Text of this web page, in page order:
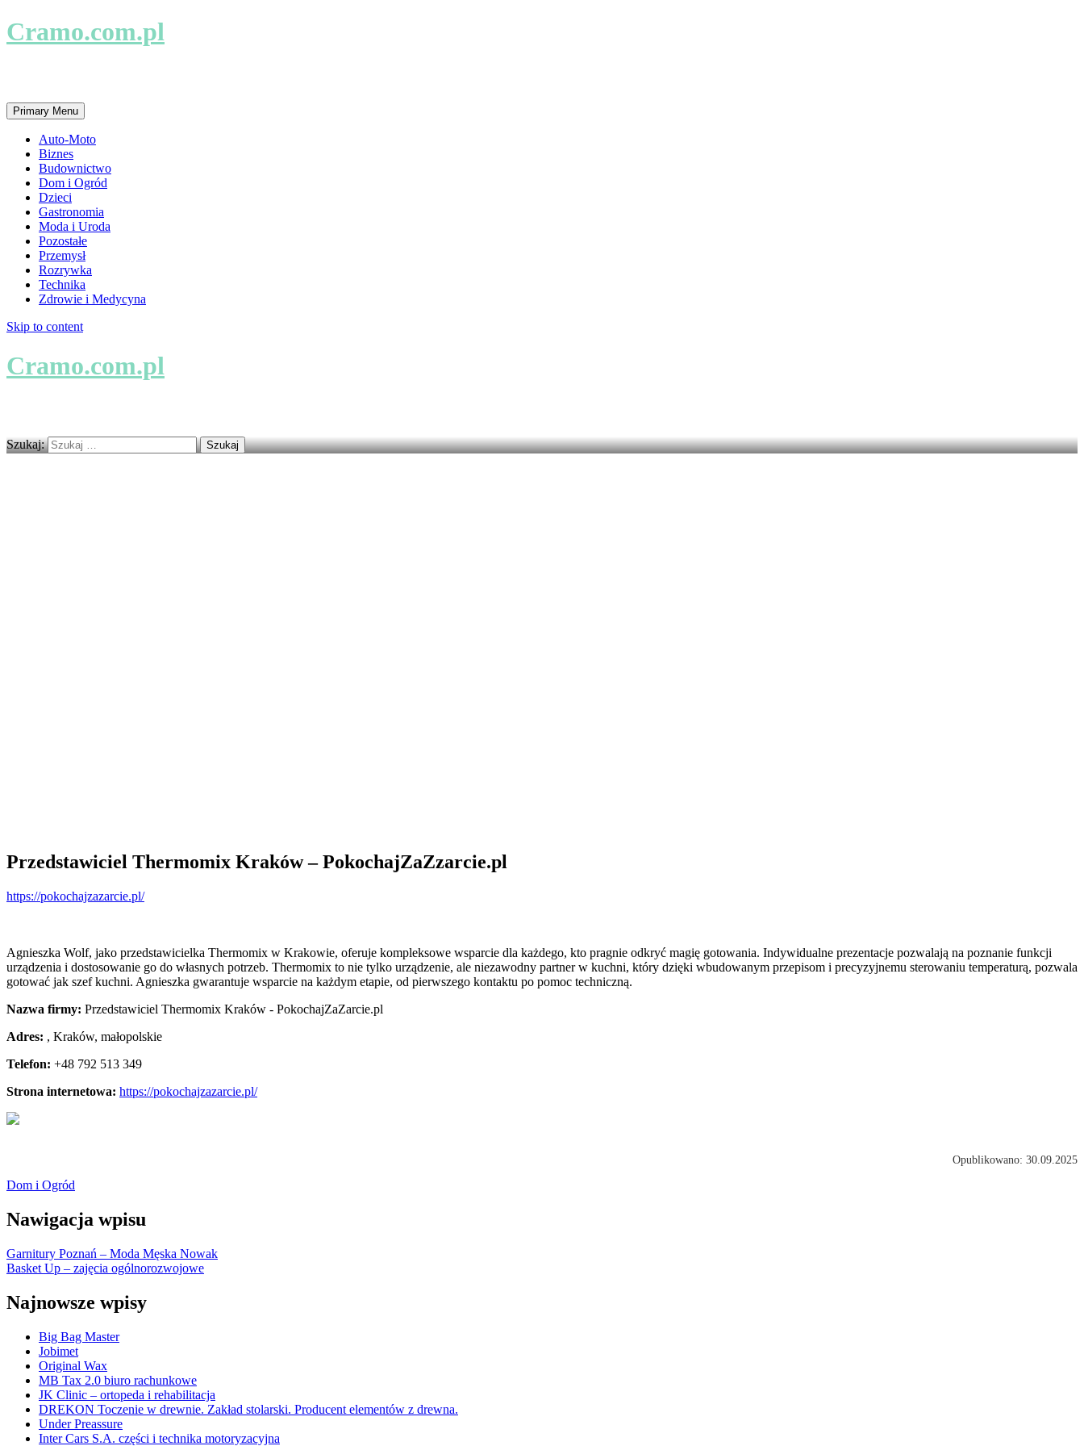
Cramo.com.pl
Primary Menu
Auto-Moto
Biznes
Budownictwo
Dom i Ogród
Dzieci
Gastronomia
Moda i Uroda
Pozostałe
Przemysł
Rozrywka
Technika
Zdrowie i Medycyna
Skip to content
Cramo.com.pl
Szukaj:
Przedstawiciel Thermomix Kraków – PokochajZaZzarcie.pl
https://pokochajzazarcie.pl/
Agnieszka Wolf, jako przedstawicielka Thermomix w Krakowie, oferuje kompleksowe wsparcie dla każdego, kto pragnie odkryć magię gotowania. Indywidualne prezentacje pozwalają na poznanie funkcji
urządzenia i dostosowanie go do własnych potrzeb. Thermomix to nie tylko urządzenie, ale niezawodny partner w kuchni, który dzięki wbudowanym przepisom i precyzyjnemu sterowaniu temperaturą, pozwala
gotować jak szef kuchni. Agnieszka gwarantuje wsparcie na każdym etapie, od pierwszego kontaktu po pomoc techniczną.
Nazwa firmy: Przedstawiciel Thermomix Kraków - PokochajZaZarcie.pl
Adres: , Kraków, małopolskie
Telefon: +48 792 513 349
Strona internetowa: https://pokochajzazarcie.pl/
Opublikowano: 30.09.2025
Dom i Ogród
Nawigacja wpisu
Garnitury Poznań – Moda Męska Nowak
Basket Up – zajęcia ogólnorozwojowe
Najnowsze wpisy
Big Bag Master
Jobimet
Original Wax
MB Tax 2.0 biuro rachunkowe
JK Clinic – ortopeda i rehabilitacja
DREKON Toczenie w drewnie. Zakład stolarski. Producent elementów z drewna.
Under Preassure
Inter Cars S.A. części i technika motoryzacyjna